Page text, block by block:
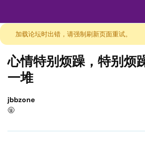
加载论坛时出错，请强制刷新页面重试。
心情特别烦躁，特别烦
一堆
jbbzone
🤬